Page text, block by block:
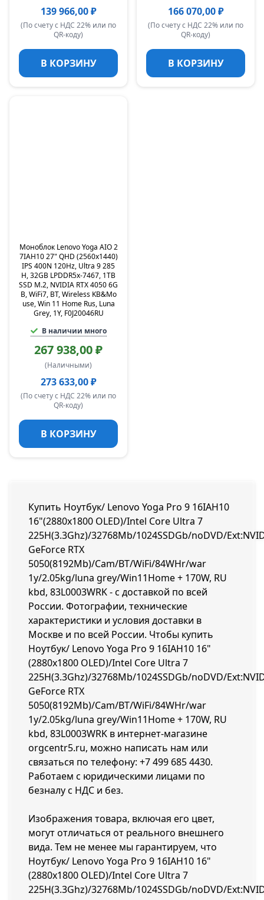
139 966,00 ₽
(По счету с НДС 22% или по
QR-коду)
В КОРЗИНУ
166 070,00 ₽
(По счету с НДС 22% или по
QR-коду)
В КОРЗИНУ
Моноблок Lenovo Yoga AIO 2
7IAH10 27" QHD (2560x1440)
IPS 400N 120Hz, Ultra 9 285
H, 32GB LPDDR5x-7467, 1TB
SSD M.2, NVIDIA RTX 4050 6G
B, WiFi7, BT, Wireless KB&Mo
use, Win 11 Home Rus, Luna
Grey, 1Y, F0J20046RU
В наличии много
267 938,00 ₽
(Наличными)
273 633,00 ₽
(По счету с НДС 22% или по
QR-коду)
В КОРЗИНУ
Купить Ноутбук/ Lenovo Yoga Pro 9 16IAH10
16"(2880x1800 OLED)/Intel Core Ultra 7
225H(3.3Ghz)/32768Mb/1024SSDGb/noDVD/
GeForce RTX
5050(8192Mb)/Cam/BT/WiFi/84WHr/war
1y/2.05kg/luna grey/Win11Home + 170W, RU
kbd, 83L0003WRK - с доставкой по всей
России. Фотографии, технические
характеристики и условия доставки в
Москве и по всей России. Чтобы купить
Ноутбук/ Lenovo Yoga Pro 9 16IAH10 16"
(2880x1800 OLED)/Intel Core Ultra 7
225H(3.3Ghz)/32768Mb/1024SSDGb/noDVD/
GeForce RTX
5050(8192Mb)/Cam/BT/WiFi/84WHr/war
1y/2.05kg/luna grey/Win11Home + 170W, RU
kbd, 83L0003WRK в интернет-магазине
orgcentr5.ru, можно написать нам или
связаться по телефону: +7 499 685 4430.
Работаем с юридическими лицами по
безналу с НДС и без.
Изображения товара, включая его цвет,
могут отличаться от реального внешнего
вида. Тем не менее мы гарантируем, что
Ноутбук/ Lenovo Yoga Pro 9 16IAH10 16"
(2880x1800 OLED)/Intel Core Ultra 7
225H(3.3Ghz)/32768Mb/1024SSDGb/noDVD/